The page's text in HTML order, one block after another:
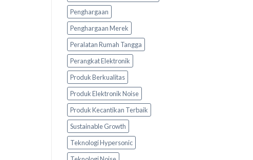
Penghargaan
Penghargaan Merek
Peralatan Rumah Tangga
Perangkat Elektronik
Produk Berkualitas
Produk Elektronik Noise
Produk Kecantikan Terbaik
Sustainable Growth
Teknologi Hypersonic